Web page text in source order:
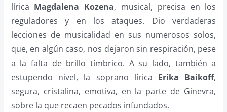
lírica Magdalena Kozena, musical, precisa en los
reguladores y en los ataques. Dio verdaderas
lecciones de musicalidad en sus numerosos solos,
que, en algún caso, nos dejaron sin respiración, pese
a la falta de brillo tímbrico. A su lado, también a
estupendo nivel, la soprano lírica Erika Baikoff,
segura, cristalina, emotiva, en la parte de Ginevra,
sobre la que recaen pecados infundados.